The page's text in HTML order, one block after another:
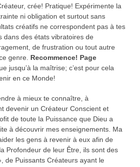
crée! Pratique! Expérimente la
ni obligation et surtout sans
créatifs ne correspondent pas à tes
dans des états vibratoires de
de frustration ou tout autre
genre. Recommence! Page
jusqu’à la maîtrise; c’est pour cela
en ce Monde!
à mieux te connaître, à
devenir un Créateur Conscient et
de toute la Puissance que Dieu a
à découvrir mes enseignements. Ma
les gens à revenir à eux afin de
Profondeur de leur Être, ils sont des
de Puissants Créateurs ayant le